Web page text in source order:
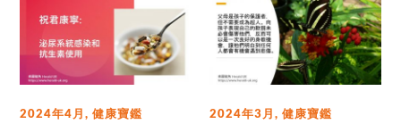
2024年4月,健康寶鑑 2024年3月,健康寶鑑